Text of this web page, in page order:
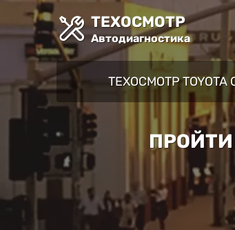
ТЕХОСМОТР
Автодиагностика
ТЕХОСМОТР TOYOTA
ПРОЙТИ